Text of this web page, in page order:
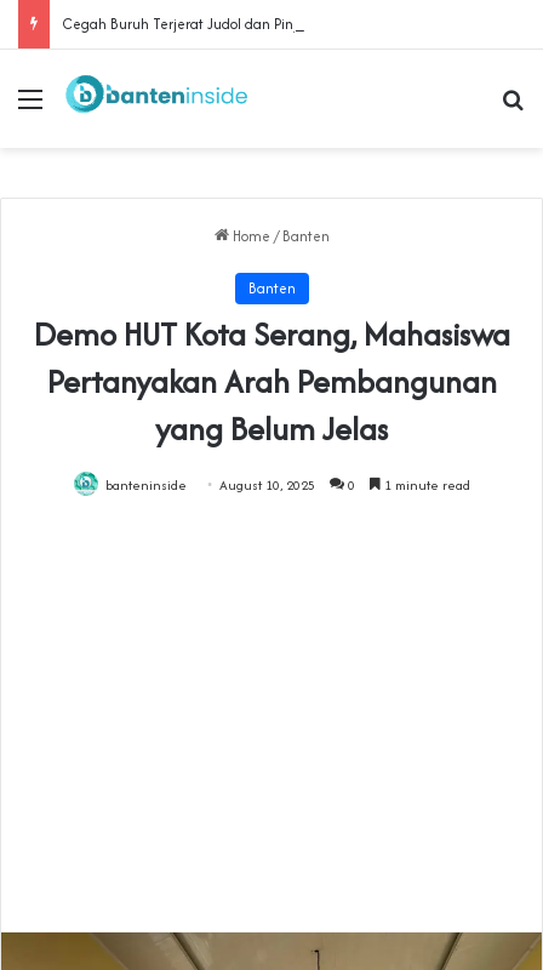
Menu
Home / Banten
Banten
‎Demo HUT Kota Serang, Mahasiswa
Pertanyakan Arah Pembangunan
yang Belum Jelas
banteninside August 10, 2025 0 1 minute read